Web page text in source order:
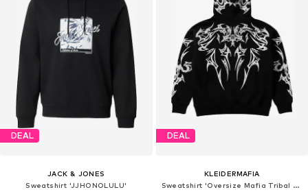
DEAL
JACK & JONES
Sweatshirt 'JJHONOLULU'
DEAL
KLEIDERMAFIA
Sweatshirt 'Oversize Mafia Tribal Hoodie - Black'